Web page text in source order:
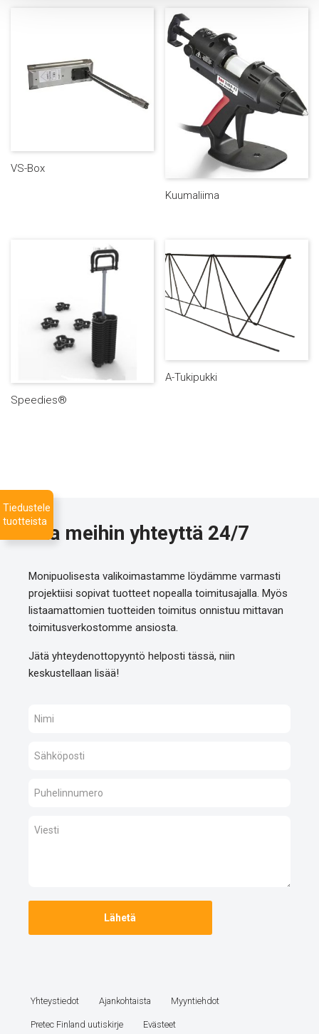
VS-Box
Kuumaliima
Speedies®
A-Tukipukki
Ota meihin yhteyttä 24/7
Monipuolisesta valikoimastamme löydämme varmasti
projektiisi sopivat tuotteet nopealla toimitusajalla. Myös
listaamattomien tuotteiden toimitus onnistuu mittavan
toimitusverkostomme ansiosta.
Jätä yhteydenottopyyntö helposti tässä, niin
keskustellaan lisää!
Tiedustele
tuotteista
Yhteystiedot Ajankohtaista Myyntiehdot
Pretec Finland uutiskirje Evästeet